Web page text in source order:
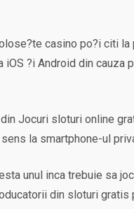
casino po?i citi la
iOS ?i Android din
Jocuri sloturi online
la smartphone-ul
unul inca trebuie sa
din sloturi gratis